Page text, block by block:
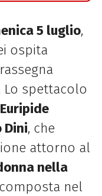
5 luglio,
ospita
Lo spettacolo
Euripide
Dini, che
attorno al
nella
nel